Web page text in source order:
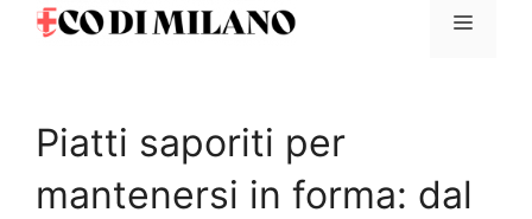
MENU
Piatti saporiti per
mantenersi in forma: dal